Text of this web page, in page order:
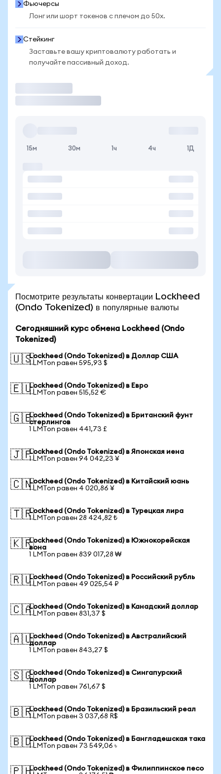
Фьючерсы
Лонг или шорт токенов с плечом до 50x.
Стейкинг
Заставьте вашу криптовалюту работать и
получайте пассивный доход.
15м 30м 1ч 4ч 1Д
Посмотрите результаты конвертации Lockheed
(Ondo Tokenized) в популярные валюты
Сегодняшний курс обмена Lockheed (Ondo
Tokenized)
🇺🇸Lockheed (Ondo Tokenized) в Доллар США
1 LMTon равен 595,93 $
🇪🇺Lockheed (Ondo Tokenized) в Евро
1 LMTon равен 515,52 €
🇬🇧Lockheed (Ondo Tokenized) в Британский фунт
стерлингов
1 LMTon равен 441,73 £
🇯🇵Lockheed (Ondo Tokenized) в Японская иена
1 LMTon равен 94 042,23 ¥
🇨🇳Lockheed (Ondo Tokenized) в Китайский юань
1 LMTon равен 4 020,86 ¥
🇹🇷Lockheed (Ondo Tokenized) в Турецкая лира
1 LMTon равен 28 424,82 ₺
🇰🇷Lockheed (Ondo Tokenized) в Южнокорейская
вона
1 LMTon равен 839 017,28 ₩
🇷🇺Lockheed (Ondo Tokenized) в Российский рубль
1 LMTon равен 49 025,54 ₽
🇨🇦Lockheed (Ondo Tokenized) в Канадский доллар
1 LMTon равен 831,37 $
🇦🇺Lockheed (Ondo Tokenized) в Австралийский
доллар
1 LMTon равен 843,27 $
🇸🇬Lockheed (Ondo Tokenized) в Сингапурский
доллар
1 LMTon равен 761,67 $
🇧🇷Lockheed (Ondo Tokenized) в Бразильский реал
1 LMTon равен 3 037,68 R$
🇧🇩Lockheed (Ondo Tokenized) в Бангладешская така
1 LMTon равен 73 549,06 ৳
Lockheed (Ondo Tokenized) в Филиппинское песо